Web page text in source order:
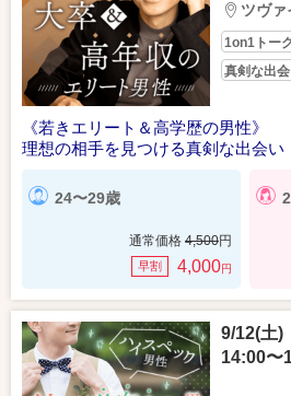
ツヴァ
1on1トー
真剣な出
《若きエリート＆高学歴の男性》
理想の相手を見つける真剣な出会い
24〜29歳
通常価格 4,500円
早割 4,000円
9/12(土)
14:00〜